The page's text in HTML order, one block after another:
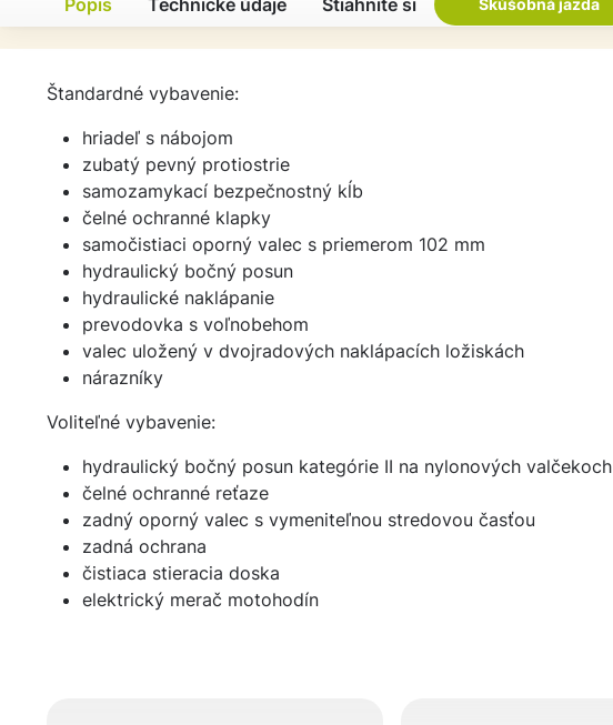
Popis Technické údaje Stiahnite si Skúšobná jazda
Štandardné vybavenie:
hriadeľ s nábojom
zubatý pevný protiostrie
samozamykací bezpečnostný kĺb
čelné ochranné klapky
samočistiaci oporný valec s priemerom 102 mm
hydraulický bočný posun
hydraulické naklápanie
prevodovka s voľnobehom
valec uložený v dvojradových naklápacích ložiskách
nárazníky
Voliteľné vybavenie:
hydraulický bočný posun kategórie II na nylonových valčekoch
čelné ochranné reťaze
zadný oporný valec s vymeniteľnou stredovou časťou
zadná ochrana
čistiaca stieracia doska
elektrický merač motohodín